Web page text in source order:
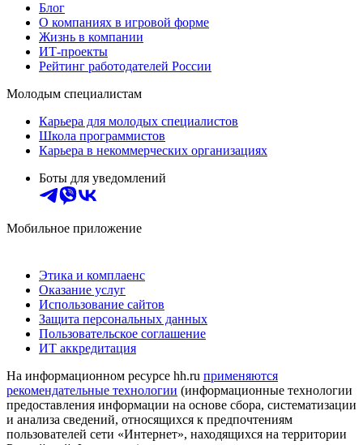
Блог
О компаниях в игровой форме
Жизнь в компании
ИТ-проекты
Рейтинг работодателей России
Молодым специалистам
Карьера для молодых специалистов
Школа программистов
Карьера в некоммерческих организациях
Боты для уведомлений
Мобильное приложение
Этика и комплаенс
Оказание услуг
Использование сайтов
Защита персональных данных
Пользовательское соглашение
ИТ аккредитация
На информационном ресурсе hh.ru применяются
рекомендательные технологии (информационные технологии
предоставления информации на основе сбора, систематизации
и анализа сведений, относящихся к предпочтениям
пользователей сети «Интернет», находящихся на территории